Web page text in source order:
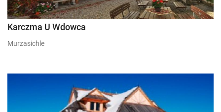
Karczma U Wdowca
Murzasichle